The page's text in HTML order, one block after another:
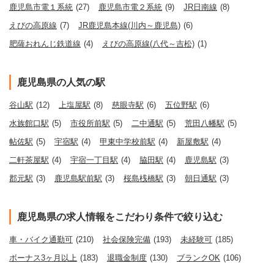
鹿児島市電１系統 (27) 鹿児島市電２系統 (9) JR日南線 (8)
えびの高原線 (7) JR鹿児島本線(川内～鹿児島) (6)
肥薩おれんじ鉄道線 (4) えびの高原線(八代～吉松) (1)
鹿児島県の人気の駅
谷山駅 (12) 上塩屋駅 (8) 慈眼寺駅 (6) 五位野駅 (6)
水族館口駅 (5) 市役所前駅 (5) 二中通駅 (5) 荒田八幡駅 (5)
帖佐駅 (5) 宇宿駅 (4) 甲東中学校前駅 (4) 新屋敷駅 (4)
二軒茶屋駅 (4) 宇宿一丁目駅 (4) 脇田駅 (4) 鹿児島駅 (3)
郡元駅 (3) 鹿児島駅前駅 (3) 桜島桟橋駅 (3) 朝日通駅 (3)
鹿児島県の求人情報をこだわり条件で絞り込む
車・バイク通勤可 (210) 社会保険完備 (193) 未経験可 (185)
ボーナス3ヶ月以上 (183) 退職金制度 (130) ブランクOK (106)